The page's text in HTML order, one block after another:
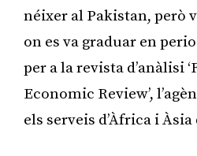
néixer al Pakistan, però
on es va graduar en
per a la revista d’anàlisi
Economic Review’,
els serveis d’Àfrica i Àsia